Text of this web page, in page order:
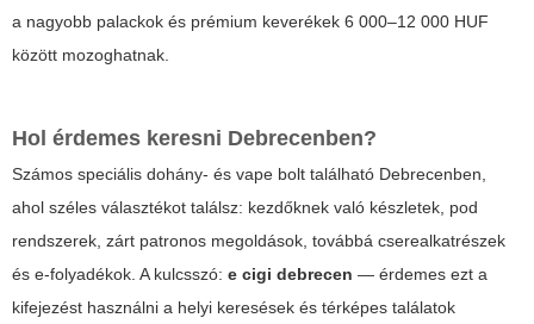
a nagyobb palackok és prémium keverékek 6 000–12 000 HUF
között mozoghatnak.
Hol érdemes keresni Debrecenben?
Számos speciális dohány- és vape bolt található Debrecenben,
ahol széles választékot találsz: kezdőknek való készletek, pod
rendszerek, zárt patronos megoldások, továbbá cserealkatrészek
és e-folyadékok. A kulcsszó: e cigi debrecen — érdemes ezt a
kifejezést használni a helyi keresések és térképes találatok